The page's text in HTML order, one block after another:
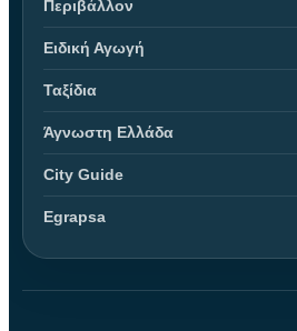
Περιβάλλον
Ειδική Αγωγή
Ταξίδια
Άγνωστη Ελλάδα
City Guide
Egrapsa